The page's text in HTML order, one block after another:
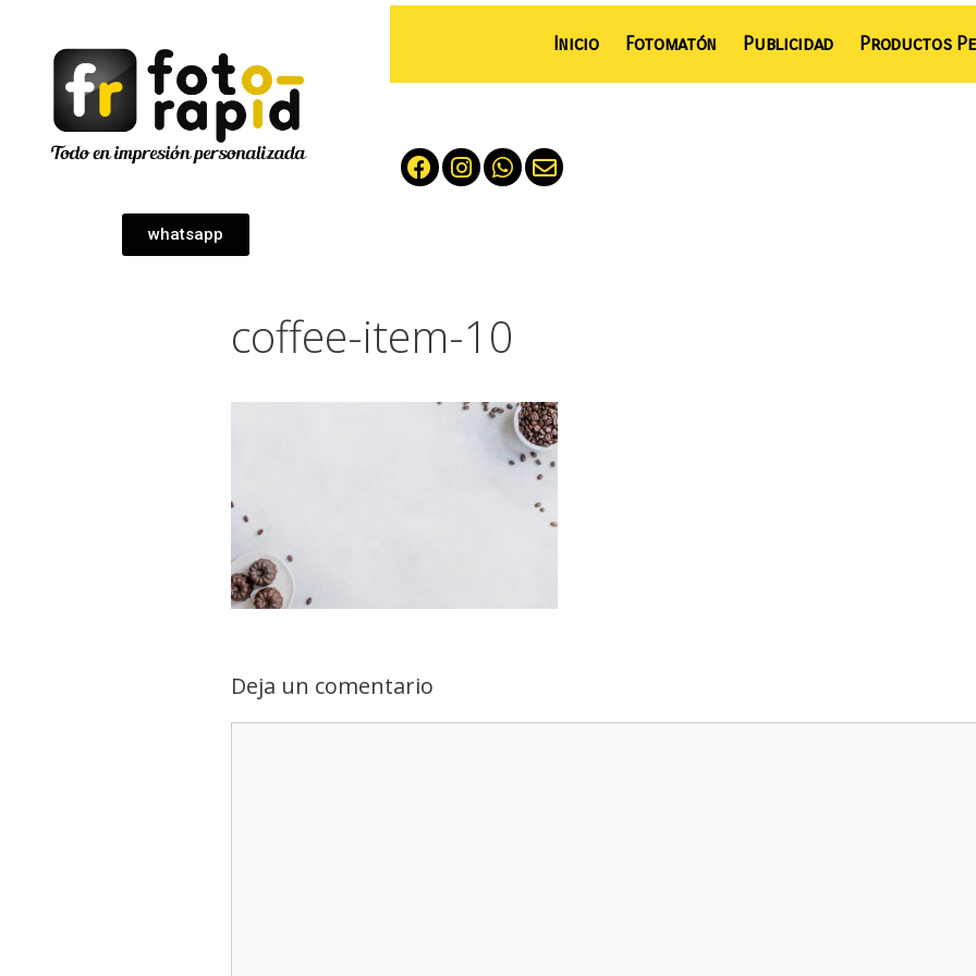
Inicio Fotomatón Publicidad Productos
whatsapp
coffee-item-10
Deja un comentario